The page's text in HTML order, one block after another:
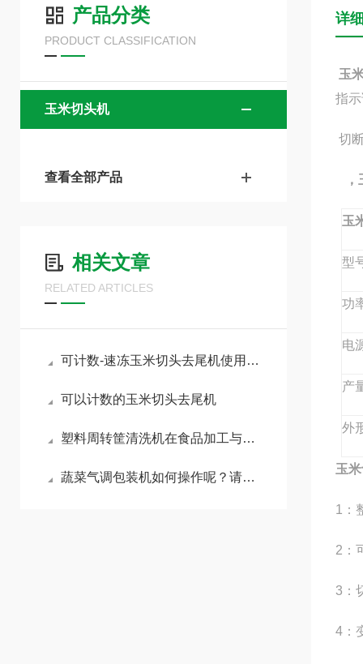
产品分类
PRODUCT CLASSIFICATION
玉米切头机
查看全部产品
相关文章
RELATED ARTICLES
可计数-速冻玉米切头去尾机使用说明及注意事项
可以计数的玉米切头去尾机
塑料周转筐清洗机在食品加工与冷链物流中的卫生安全保障
蔬菜气调包装机如何操作呢？请看这里
详
玉
指
切
，
玉
型
功
电
产
外
玉
1：
2：
3：
4：